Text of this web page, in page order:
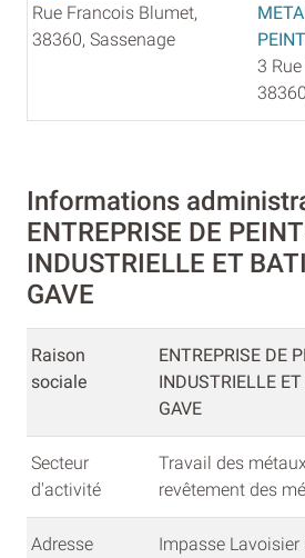
Rue Francois Blumet,
38360, Sassenage
3
Informations
ENTREPRISE DE
INDUSTRIELLE ET
GAVE
Raison
sociale
ENTREPRISE DE
INDUSTRIELLE
GAVE
Secteur
d'activité
Travail des
revêtement des
Adresse
Impasse